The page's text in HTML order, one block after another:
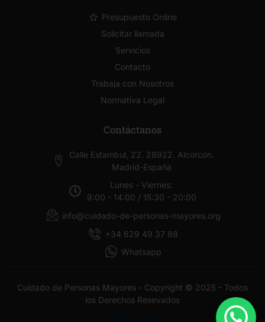
Presupuesto Online
Solicitar llamada
Servicios
Contacto
Trabaja con Nosotros
Normativa Legal
Contáctanos
Calle Estambul, 22. 28922. Alcorcón.
Madrid-España
Lunes - Viernes:
9:00 - 14:00 / 15:30 - 20:00
info@cuidado-de-personas-mayores.org
+34 629 49 37 88
Whatsapp
Cuidado de Personas Mayores - Copyright © 2025 - Todos
los Derechos Resevados